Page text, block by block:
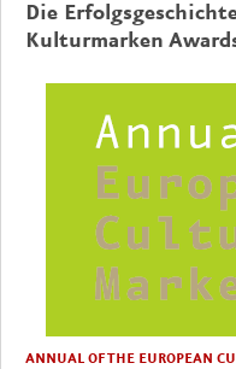
Die
Kulturmarken
ANNUAL OF THE EUROPEAN